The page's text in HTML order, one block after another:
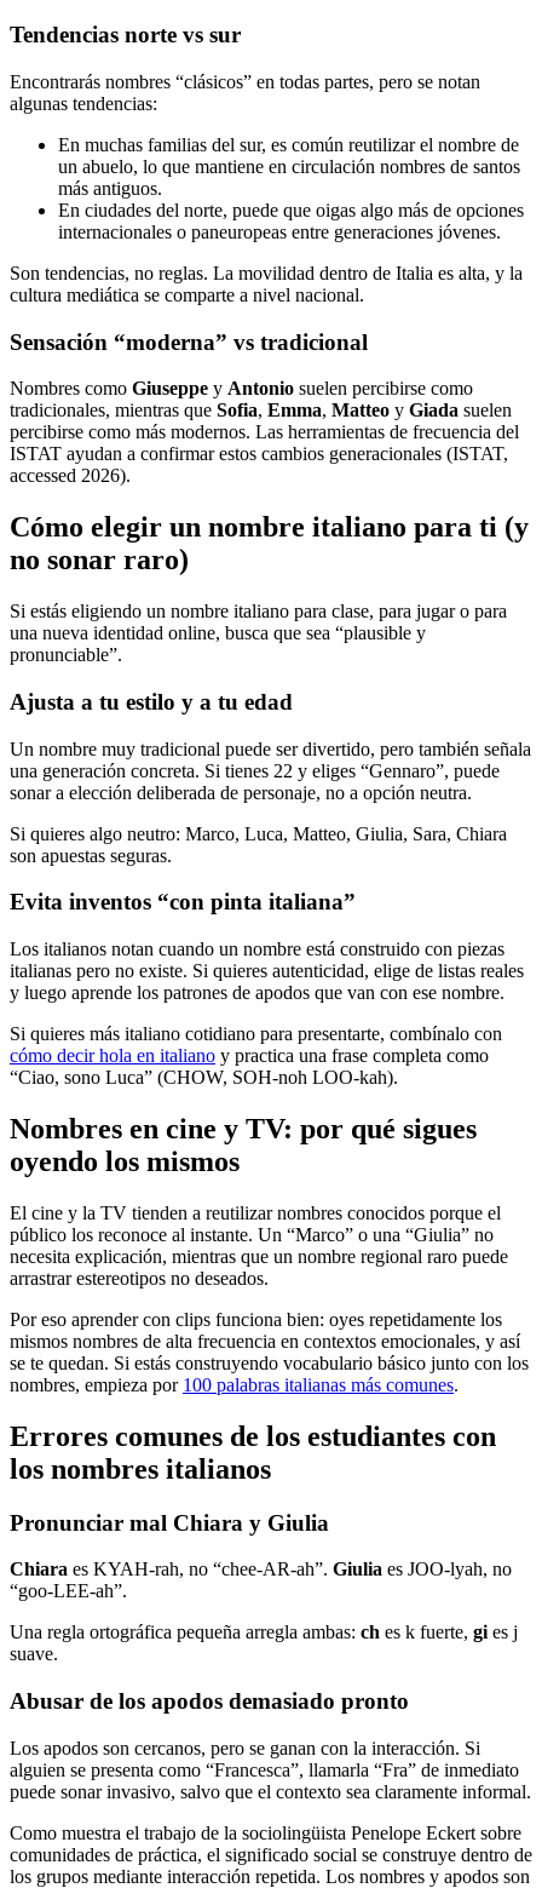
Tendencias norte vs sur
Encontrarás nombres “clásicos” en todas partes, pero se notan
algunas tendencias:
En muchas familias del sur, es común reutilizar el nombre de
un abuelo, lo que mantiene en circulación nombres de santos
más antiguos.
En ciudades del norte, puede que oigas algo más de opciones
internacionales o paneuropeas entre generaciones jóvenes.
Son tendencias, no reglas. La movilidad dentro de Italia es alta, y la
cultura mediática se comparte a nivel nacional.
Sensación “moderna” vs tradicional
Nombres como Giuseppe y Antonio suelen percibirse como
tradicionales, mientras que Sofia, Emma, Matteo y Giada suelen
percibirse como más modernos. Las herramientas de frecuencia del
ISTAT ayudan a confirmar estos cambios generacionales (ISTAT,
accessed 2026).
Cómo elegir un nombre italiano para ti (y
no sonar raro)
Si estás eligiendo un nombre italiano para clase, para jugar o para
una nueva identidad online, busca que sea “plausible y
pronunciable”.
Ajusta a tu estilo y a tu edad
Un nombre muy tradicional puede ser divertido, pero también señala
una generación concreta. Si tienes 22 y eliges “Gennaro”, puede
sonar a elección deliberada de personaje, no a opción neutra.
Si quieres algo neutro: Marco, Luca, Matteo, Giulia, Sara, Chiara
son apuestas seguras.
Evita inventos “con pinta italiana”
Los italianos notan cuando un nombre está construido con piezas
italianas pero no existe. Si quieres autenticidad, elige de listas reales
y luego aprende los patrones de apodos que van con ese nombre.
Si quieres más italiano cotidiano para presentarte, combínalo con
cómo decir hola en italiano y practica una frase completa como
“Ciao, sono Luca” (CHOW, SOH-noh LOO-kah).
Nombres en cine y TV: por qué sigues
oyendo los mismos
El cine y la TV tienden a reutilizar nombres conocidos porque el
público los reconoce al instante. Un “Marco” o una “Giulia” no
necesita explicación, mientras que un nombre regional raro puede
arrastrar estereotipos no deseados.
Por eso aprender con clips funciona bien: oyes repetidamente los
mismos nombres de alta frecuencia en contextos emocionales, y así
se te quedan. Si estás construyendo vocabulario básico junto con los
nombres, empieza por 100 palabras italianas más comunes.
Errores comunes de los estudiantes con
los nombres italianos
Pronunciar mal Chiara y Giulia
Chiara es KYAH-rah, no “chee-AR-ah”. Giulia es JOO-lyah, no
“goo-LEE-ah”.
Una regla ortográfica pequeña arregla ambas: ch es k fuerte, gies j
suave.
Abusar de los apodos demasiado pronto
Los apodos son cercanos, pero se ganan con la interacción. Si
alguien se presenta como “Francesca”, llamarla “Fra” de inmediato
puede sonar invasivo, salvo que el contexto sea claramente informal.
Como muestra el trabajo de la sociolingüista Penelope Eckert sobre
comunidades de práctica, el significado social se construye dentro de
los grupos mediante interacción repetida. Los nombres y apodos son